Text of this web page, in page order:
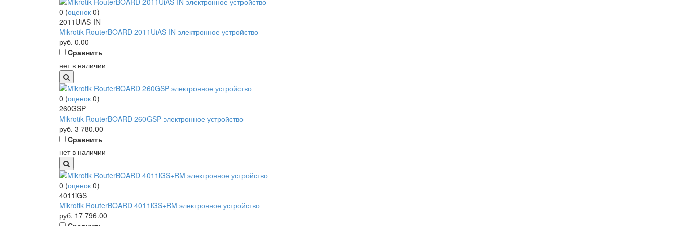
0 (оценок 0)
2011UiAS-IN
Mikrotik RouterBOARD 2011UiAS-IN электронное устройство
руб. 0.00
Cравнить
нет в наличии
0 (оценок 0)
260GSP
Mikrotik RouterBOARD 260GSP электронное устройство
руб. 3 780.00
Cравнить
нет в наличии
0 (оценок 0)
4011iGS
Mikrotik RouterBOARD 4011iGS+RM электронное устройство
руб. 17 796.00